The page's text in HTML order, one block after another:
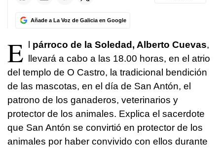
Añade a La Voz de Galicia en Google
E l párroco de la Soledad, Alberto Cuevas,
llevará a cabo a las 18.00 horas, en el atrio
del templo de O Castro, la tradicional bendición
de las mascotas, en el día de San Antón, el
patrono de los ganaderos, veterinarios y
protector de los animales. Explica el sacerdote
que San Antón se convirtió en protector de los
animales por haber convivido con ellos durante